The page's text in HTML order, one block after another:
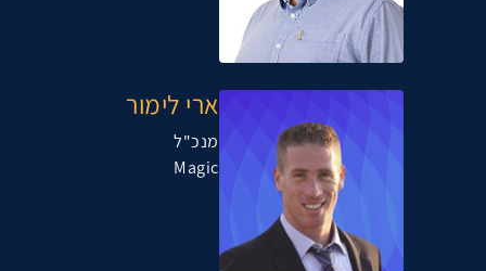
ארי לימור
מנכ"ל
Magic